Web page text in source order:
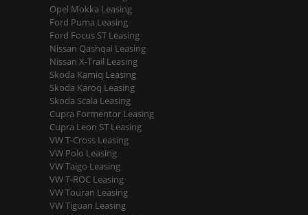
Opel Mokka Leasing
Ford Puma Leasing
Ford Focus ST Leasing
Nissan Qashqai Leasing
Nissan X-Trail Leasing
Skoda Kamiq Leasing
Skoda Karoq Leasing
Skoda Scala Leasing
Cupra Formentor Leasing
Cupra Leon ST Leasing
VW T-Cross Leasing
VW Polo Leasing
VW Taigo Leasing
VW T-ROC Leasing
VW Touran Leasing
VW Tiguan Leasing